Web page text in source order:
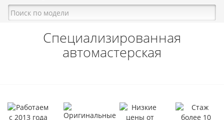
Специализированная
автомастерская